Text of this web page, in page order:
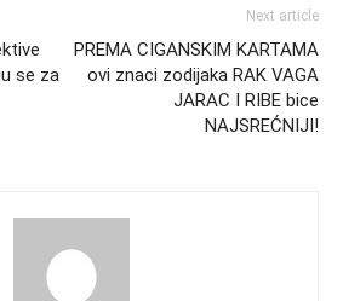
se za
Next article
PREMA CIGANSKIM KARTAMA
ovi znaci zodijaka RAK VAGA
JARAC I RIBE bice
NAJSREĆNIJI!